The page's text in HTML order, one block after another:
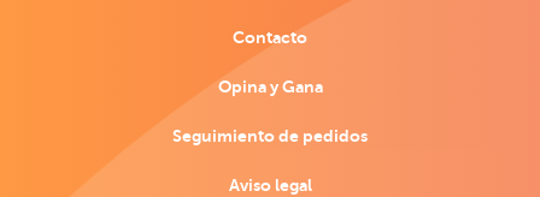
Contacto
Opina y Gana
Seguimiento de pedidos
Aviso legal